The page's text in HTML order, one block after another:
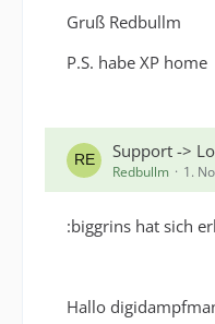
Gruß Redbullm
P.S. habe XP home
Support ->
Redbullm 1.
:biggrins hat sich
Hallo